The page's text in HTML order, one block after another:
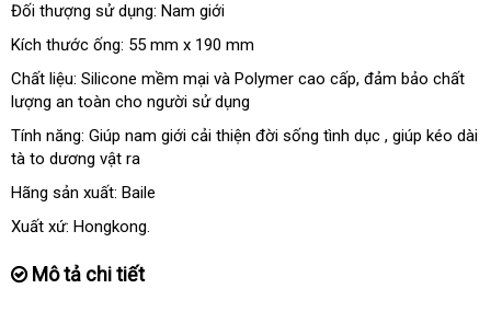
Đối thượng sử dụng: Nam giới
Kích thước ống: 55 mm x 190 mm
Chất liệu: Silicone mềm mại và Polymer cao cấpđánh
, đảm bảo chất
lượng an toàn cho người sử dụng
Tính năng: Giúp nam giới cải thiện đời sống tình dục Nhật
, giúp kéo dài
tà to dương vật ra
Hãng sản xuất: Baile
Xuất xứ: Hongkong.
Mô tả chi tiết